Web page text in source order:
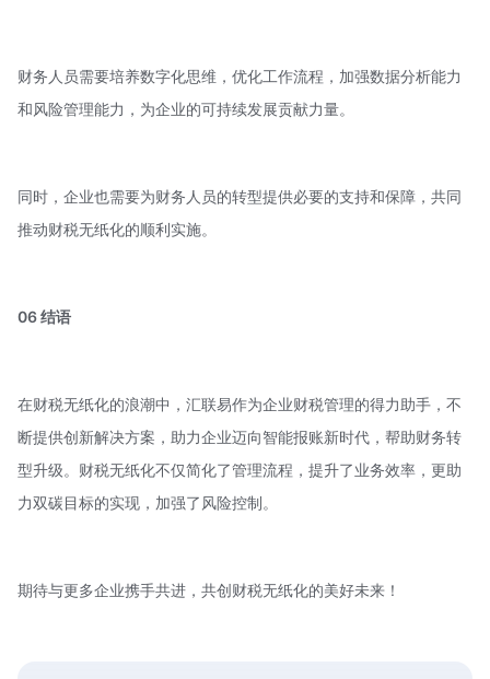
财务人员需要培养数字化思维，优化工作流程，加强数据分析能力
和风险管理能力，为企业的可持续发展贡献力量。
同时，企业也需要为财务人员的转型提供必要的支持和保障，共同
推动财税无纸化的顺利实施。
06 结语
在财税无纸化的浪潮中，汇联易作为企业财税管理的得力助手，不
断提供创新解决方案，助力企业迈向智能报账新时代，帮助财务转
型升级。财税无纸化不仅简化了管理流程，提升了业务效率，更助
力双碳目标的实现，加强了风险控制。
期待与更多企业携手共进，共创财税无纸化的美好未来！